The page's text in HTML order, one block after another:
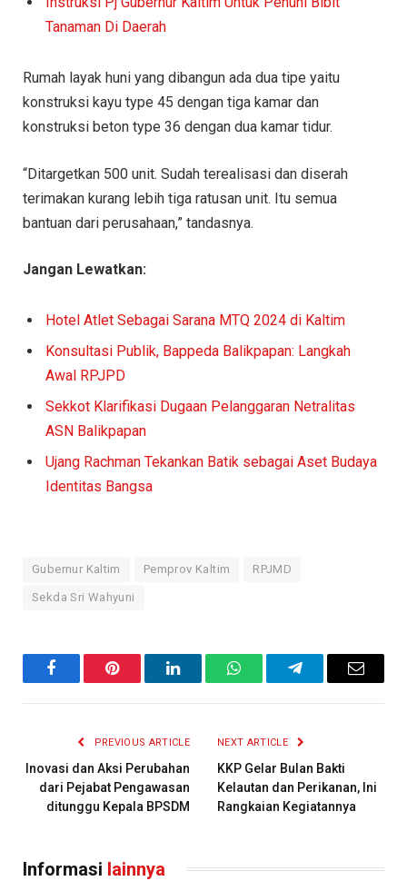
Tanaman Di Daerah
Rumah layak huni yang dibangun ada dua tipe yaitu
konstruksi kayu type 45 dengan tiga kamar dan
konstruksi beton type 36 dengan dua kamar tidur.
“Ditargetkan 500 unit. Sudah terealisasi dan diserah
terimakan kurang lebih tiga ratusan unit. Itu semua
bantuan dari perusahaan,” tandasnya.
Jangan Lewatkan:
Hotel Atlet Sebagai Sarana MTQ 2024 di Kaltim
Konsultasi Publik, Bappeda Balikpapan: Langkah
Awal RPJPD
Sekkot Klarifikasi Dugaan Pelanggaran Netralitas
ASN Balikpapan
Ujang Rachman Tekankan Batik sebagai Aset Budaya
Identitas Bangsa
Gubernur Kaltim Pemprov Kaltim RPJMD
Sekda Sri Wahyuni
FacebookPinterest LinkedInWhatsAppTelegramEmail
PREVIOUS ARTICLE
Inovasi dan Aksi Perubahan
dari Pejabat Pengawasan
ditunggu Kepala BPSDM
NEXT ARTICLE
KKP Gelar Bulan Bakti
Kelautan dan Perikanan, Ini
Rangkaian Kegiatannya
Informasi lainnya